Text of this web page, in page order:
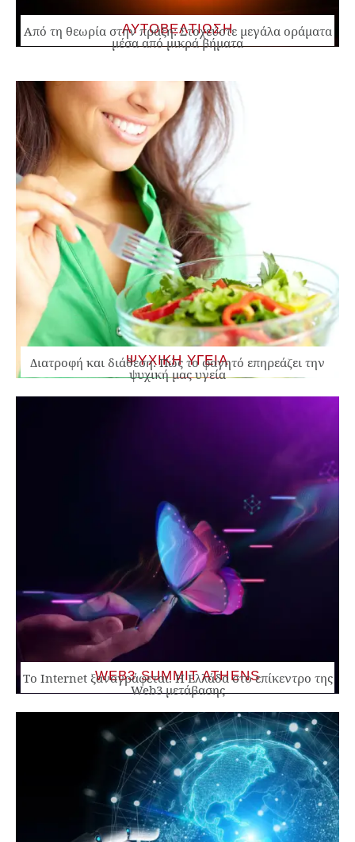
ΑΥΤΟΒΕΛΤΙΩΣΗ
Από τη θεωρία στην πράξη: Στοχεύστε μεγάλα οράματα
μέσα από μικρά βήματα
ΨΥΧΙΚΗ ΥΓΕΙΑ
Διατροφή και διάθεση: Πώς το φαγητό επηρεάζει την
ψυχική μας υγεία
WEB3 SUMMIT ATHENS
Το Internet ξαναγράφεται. Η Ελλάδα στο επίκεντρο της
Web3 μετάβασης